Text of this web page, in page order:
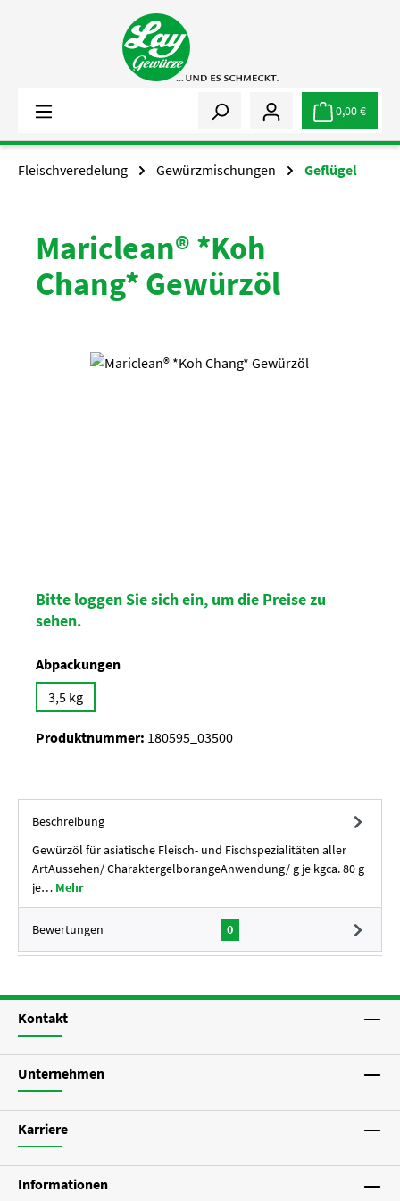
Zum Hauptinhalt springen
0,00 €
Fleischveredelung Gewürzmischungen Geflügel
Mariclean® *Koh
Chang* Gewürzöl
Bildergalerie überspringen
Bitte loggen Sie sich ein, um die Preise zu
sehen.
Abpackungenauswählen
3,5 kg
Produktnummer: 180595_03500
Beschreibung
Gewürzöl für asiatische Fleisch- und Fischspezialitäten aller
ArtAussehen/ CharaktergelborangeAnwendung/ g je kgca. 80 g
je… Mehr
Bewertungen 0
Kontakt
Unternehmen
Karriere
Informationen